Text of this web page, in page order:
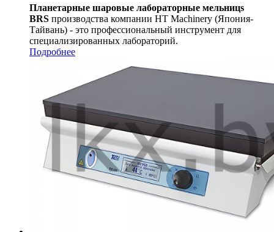
Планетарные шаровые лабораторные мельницs
BRS производства компании HT Machinery (Япония-
Тайвань) - это профессиональный инструмент для
специализированных лабораторий.
Подробнее